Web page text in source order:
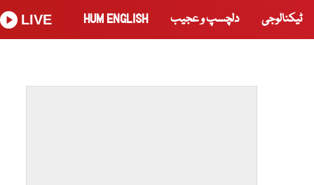
ٹیکنالوجی دلچسپ و عجیب HUM ENGLISH
LIVE